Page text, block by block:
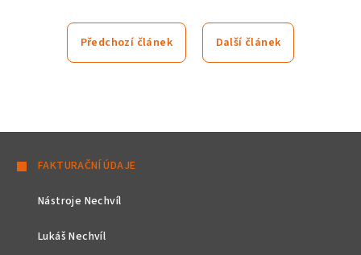
Předchozí článek Další článek
FAKTURAČNÍ ÚDAJE
Nástroje Nechvíl
Lukáš Nechvíl